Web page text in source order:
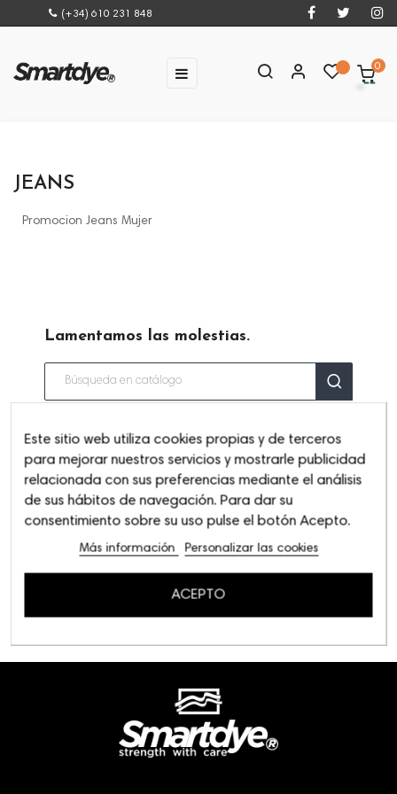
(+34) 610 231 848
Navegación
☰ 0
JEANS
Promocion Jeans Mujer
Lamentamos las molestias.
Este sitio web utiliza cookies propias y de terceros
para mejorar nuestros servicios y mostrarle publicidad
relacionada con sus preferencias mediante el análisis
de sus hábitos de navegación. Para dar su
consentimiento sobre su uso pulse el botón Acepto.
Más información Personalizar las cookies
ACEPTO